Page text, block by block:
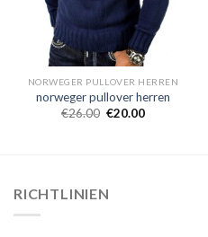
NORWEGER PULLOVER HERREN
norweger pullover herren
€26.00 €20.00
RICHTLINIEN